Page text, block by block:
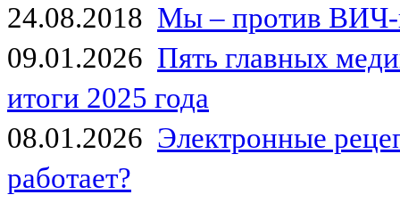
24.08.2018 Мы – против
09.01.2026 Пять главных
итоги 2025 года
08.01.2026 Электронные
работает?